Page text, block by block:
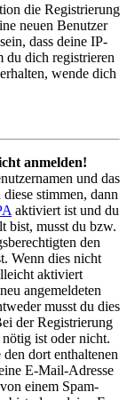
die Registrierung
neuen Benutzer
dass deine IP-
du dich registrieren
wende dich
anmelden!
und das
stimmen, dann
aktiviert ist und du
bist, musst du bzw.
den
Wenn dies nicht
aktiviert
angemeldeten
musst du dies
der Registrierung
ist oder nicht.
dort enthaltenen
E-Mail-Adresse
einem Spam-